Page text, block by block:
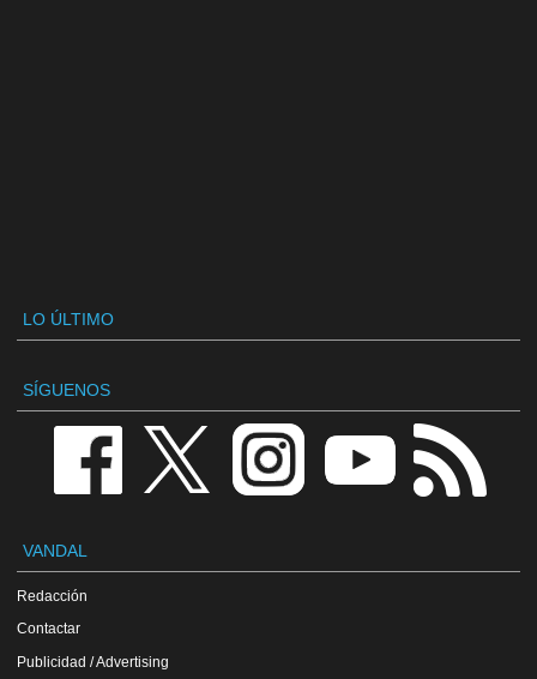
LO ÚLTIMO
SÍGUENOS
VANDAL
Redacción
Contactar
Publicidad / Advertising